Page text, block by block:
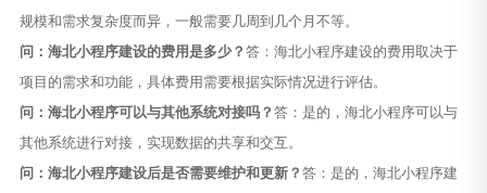
规模和需求复杂度而异，一般需要几周到几个月不等。
问：海北小程序建设的费用是多少？ 答：海北小程序建设的费用取决于
项目的需求和功能，具体费用需要根据实际情况进行评估。
问：海北小程序可以与其他系统对接吗？ 答：是的，海北小程序可以与
其他系统进行对接，实现数据的共享和交互。
问：海北小程序建设后是否需要维护和更新？ 答：是的，海北小程序建